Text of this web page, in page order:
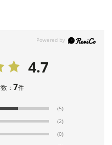
4.7
：7件
(5)
(2)
(0)